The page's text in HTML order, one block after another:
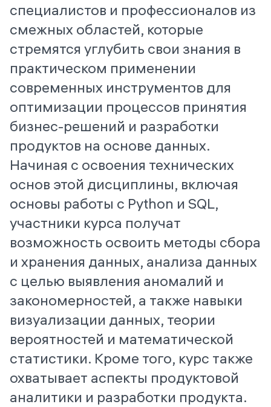
специалистов и профессионалов из
смежных областей, которые
стремятся углубить свои знания в
практическом применении
современных инструментов для
оптимизации процессов принятия
бизнес-решений и разработки
продуктов на основе данных.
Начиная с освоения технических
основ этой дисциплины, включая
основы работы с Python и SQL,
участники курса получат
возможность освоить методы сбора
и хранения данных, анализа данных
с целью выявления аномалий и
закономерностей, а также навыки
визуализации данных, теории
вероятностей и математической
статистики. Кроме того, курс также
охватывает аспекты продуктовой
аналитики и разработки продукта.